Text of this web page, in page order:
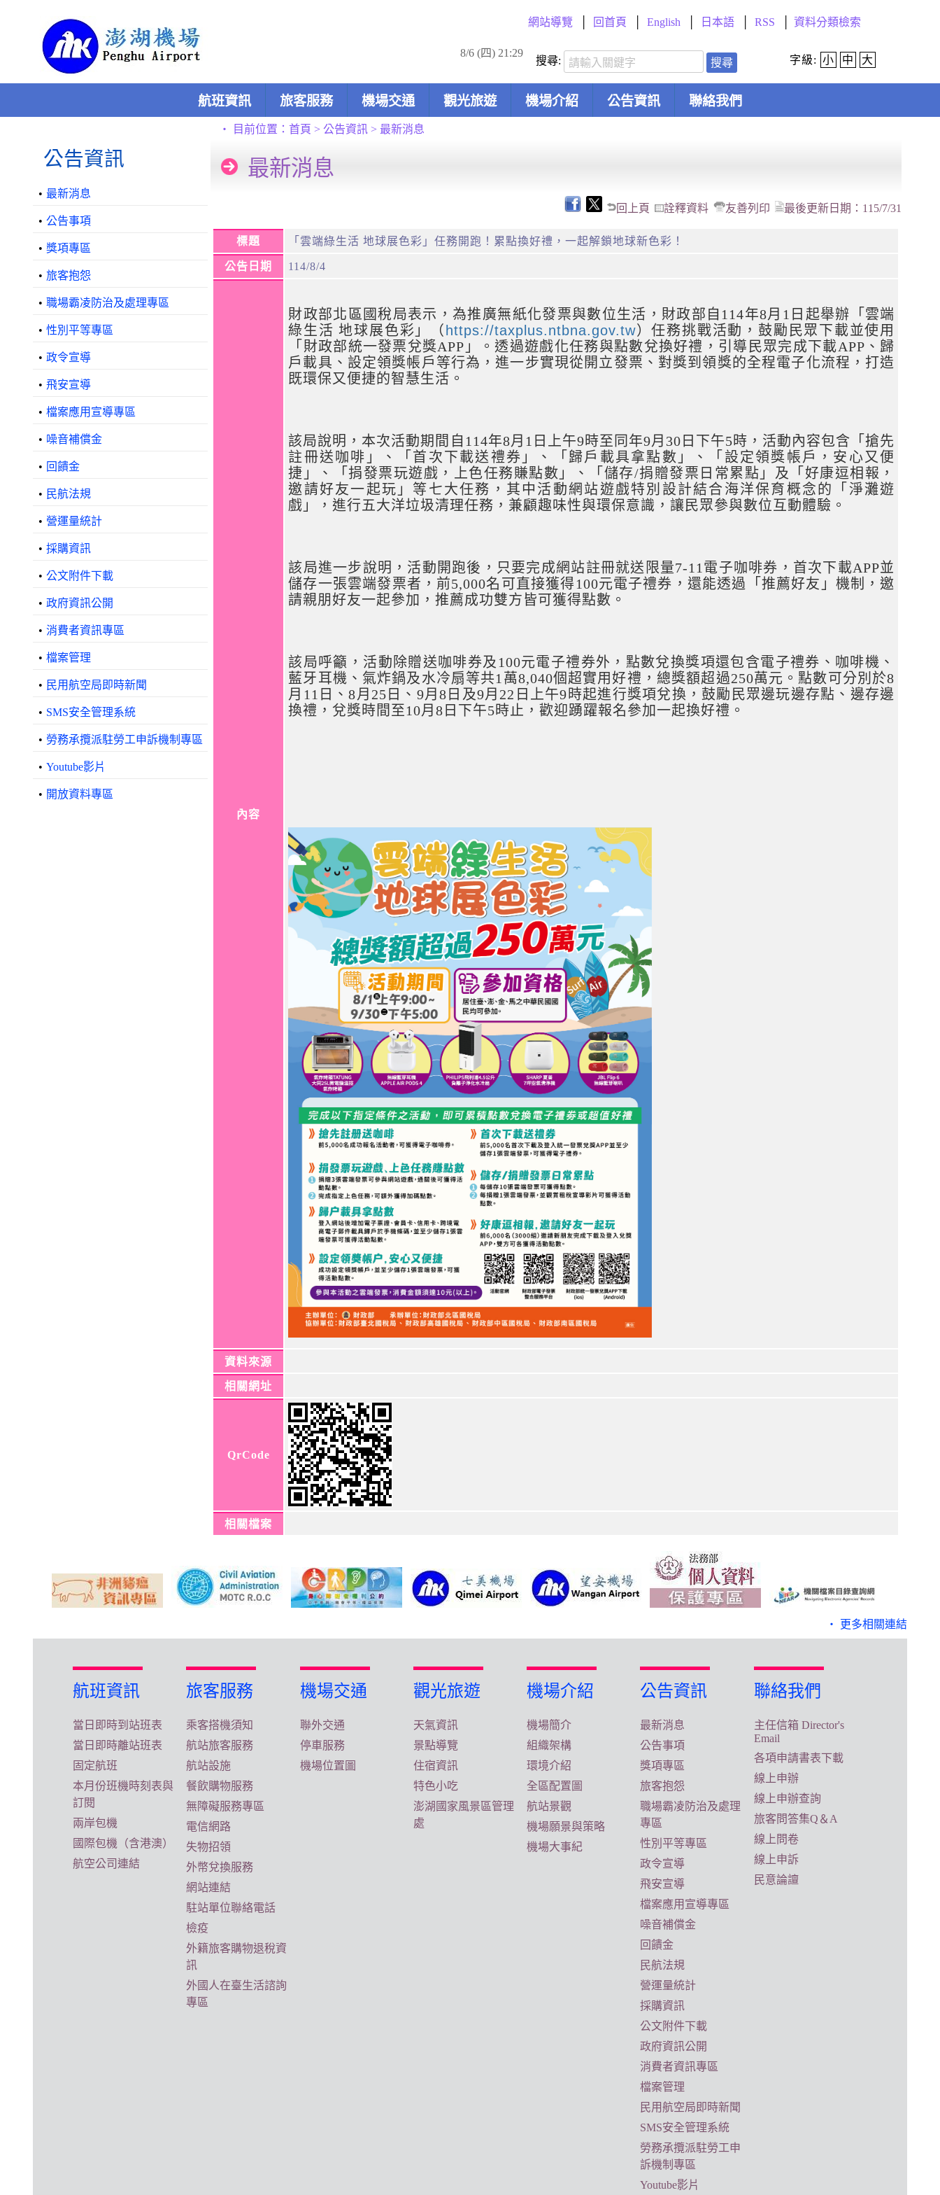
網站導覽 回首頁 English 日本語 RSS 資料分類檢索
8/6 (四) 21:29
搜尋: 搜尋 字級: 小 中 大
航班資訊 旅客服務 機場交通 觀光旅遊 機場介紹 公告資訊 聯絡我們
公告資訊
• 最新消息
• 公告事項
• 獎項專區
• 旅客抱怨
• 職場霸凌防治及處理專區
• 性別平等專區
• 政令宣導
• 飛安宣導
• 檔案應用宣導專區
• 噪音補償金
• 回饋金
• 民航法規
• 營運量統計
• 採購資訊
• 公文附件下載
• 政府資訊公開
• 消費者資訊專區
• 檔案管理
• 民用航空局即時新聞
• SMS安全管理系統
• 勞務承攬派駐勞工申訴機制專區
• Youtube影片
• 開放資料專區
‧ 目前位置： 首頁 > 公告資訊 > 最新消息
最新消息
回上頁 詮釋資料 友善列印 最後更新日期： 115/7/31
標題 「雲端綠生活 地球展色彩」任務開跑！累點換好禮，一起解鎖地球新色彩！
公告日期 114/8/4
內容
財政部北區國稅局表示，為推廣無紙化發票與數位生活，財政部自114年8月1日起舉辦「雲端
綠生活 地球展色彩」（ https://taxplus.ntbna.gov.tw）任務挑戰活動，鼓勵民眾下載並使用
「財政部統一發票兌獎APP」。透過遊戲化任務與點數兌換好禮，引導民眾完成下載APP、歸
戶載具、設定領獎帳戶等行為，進一步實現從開立發票、對獎到領獎的全程電子化流程，打造
既環保又便捷的智慧生活。
該局說明，本次活動期間自114年8月1日上午9時至同年9月30日下午5時，活動內容包含「搶先
註冊送咖啡」、「首次下載送禮券」、「歸戶載具拿點數」、「設定領獎帳戶，安心又便
捷」、「捐發票玩遊戲，上色任務賺點數」、「儲存/捐贈發票日常累點」及「好康逗相報，
邀請好友一起玩」等七大任務，其中活動網站遊戲特別設計結合海洋保育概念的「淨灘遊
戲」，進行五大洋垃圾清理任務，兼顧趣味性與環保意識，讓民眾參與數位互動體驗。
該局進一步說明，活動開跑後，只要完成網站註冊就送限量7-11電子咖啡券，首次下載APP並
儲存一張雲端發票者，前5,000名可直接獲得100元電子禮券，還能透過「推薦好友」機制，邀
請親朋好友一起參加，推薦成功雙方皆可獲得點數。
該局呼籲，活動除贈送咖啡券及100元電子禮券外，點數兌換獎項還包含電子禮券、咖啡機、
藍牙耳機、氣炸鍋及水冷扇等共1萬8,040個超實用好禮，總獎額超過250萬元。點數可分別於8
月11日、8月25日、9月8日及9月22日上午9時起進行獎項兌換，鼓勵民眾邊玩邊存點、邊存邊
換禮，兌獎時間至10月8日下午5時止，歡迎踴躍報名參加一起換好禮。
資料來源
相關網址
QrCode
相關檔案
‧ 更多相關連結
航班資訊
當日即時到站班表
當日即時離站班表
固定航班
本月份班機時刻表與
訂閱
兩岸包機
國際包機（含港澳）
航空公司連結
旅客服務
乘客搭機須知
航站旅客服務
航站設施
餐飲購物服務
無障礙服務專區
電信網路
失物招領
外幣兌換服務
網站連結
駐站單位聯絡電話
檢疫
外籍旅客購物退稅資
訊
外國人在臺生活諮詢
專區
機場交通
聯外交通
停車服務
機場位置圖
觀光旅遊
天氣資訊
景點導覽
住宿資訊
特色小吃
澎湖國家風景區管理
處
機場介紹
機場簡介
組織架構
環境介紹
全區配置圖
航站景觀
機場願景與策略
機場大事紀
公告資訊
最新消息
公告事項
獎項專區
旅客抱怨
職場霸凌防治及處理
專區
性別平等專區
政令宣導
飛安宣導
檔案應用宣導專區
噪音補償金
回饋金
民航法規
營運量統計
採購資訊
公文附件下載
政府資訊公開
消費者資訊專區
檔案管理
民用航空局即時新聞
SMS安全管理系統
勞務承攬派駐勞工申
訴機制專區
Youtube影片
聯絡我們
主任信箱 Director's
Email
各項申請書表下載
線上申辦
線上申辦查詢
旅客問答集Q＆A
線上問卷
線上申訴
民意論譠